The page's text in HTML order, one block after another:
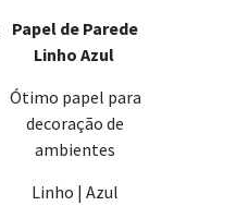
Papel de Parede
Linho Azul
Ótimo papel para
decoração de
ambientes
Linho | Azul